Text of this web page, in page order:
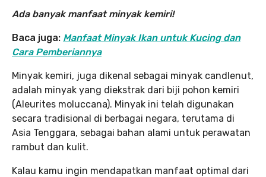
Ada banyak manfaat minyak kemiri!
Baca juga: Manfaat Minyak Ikan untuk Kucing dan
Cara Pemberiannya
Minyak kemiri, juga dikenal sebagai minyak candlenut,
adalah minyak yang diekstrak dari biji pohon kemiri
(Aleurites moluccana). Minyak ini telah digunakan
secara tradisional di berbagai negara, terutama di
Asia Tenggara, sebagai bahan alami untuk perawatan
rambut dan kulit.
Kalau kamu ingin mendapatkan manfaat optimal dari